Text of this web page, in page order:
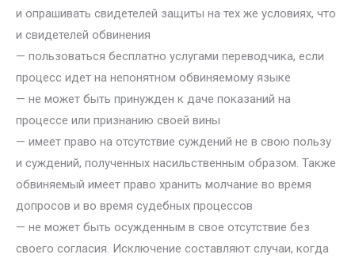
и опрашивать свидетелей защиты на тех же условиях, что
и свидетелей обвинения
— пользоваться бесплатно услугами переводчика, если
процесс идет на непонятном обвиняемому языке
— не может быть принужден к даче показаний на
процессе или признанию своей вины
— имеет право на отсутствие суждений не в свою пользу
и суждений, полученных насильственным образом. Также
обвиняемый имеет право хранить молчание во время
допросов и во время судебных процессов
— не может быть осужденным в свое отсутствие без
своего согласия. Исключение составляют случаи, когда